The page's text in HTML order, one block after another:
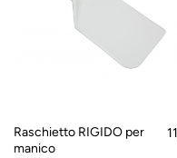
Raschietto RIGIDO per
manico